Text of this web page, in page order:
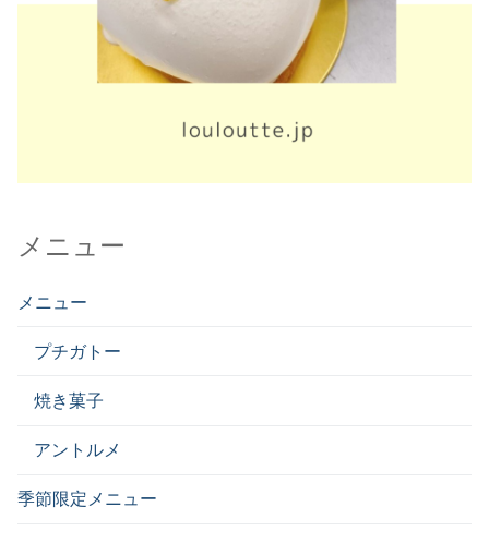
メニュー
メニュー
プチガトー
焼き菓子
アントルメ
季節限定メニュー